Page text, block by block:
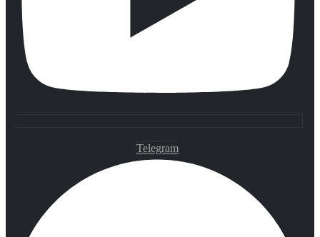
Telegram